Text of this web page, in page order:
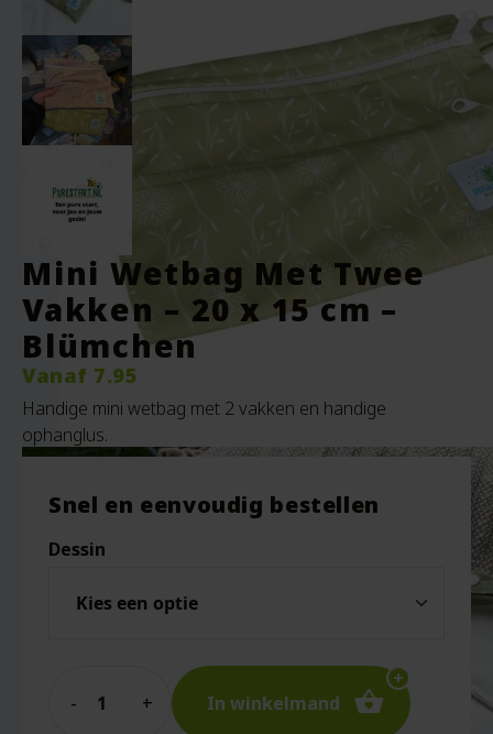
Mini Wetbag Met Twee
Vakken – 20 x 15 cm –
Blümchen
Vanaf 7.95
Handige mini wetbag met 2 vakken en handige
ophanglus.
Snel en eenvoudig bestellen
Dessin
In winkelmand